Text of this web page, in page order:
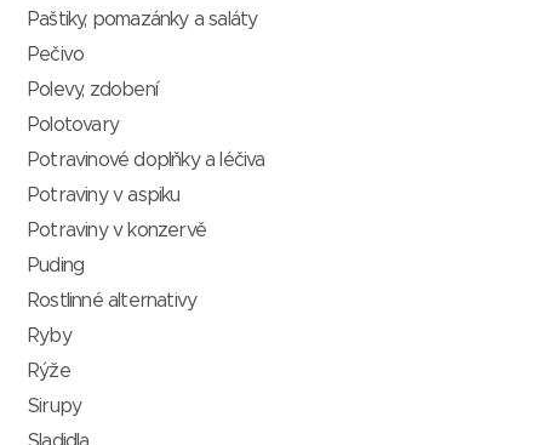
Paštiky, pomazánky a saláty
Pečivo
Polevy, zdobení
Polotovary
Potravinové doplňky a léčiva
Potraviny v aspiku
Potraviny v konzervě
Puding
Rostlinné alternativy
Ryby
Rýže
Sirupy